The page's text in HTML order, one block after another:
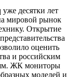
десятки лет
мировой рынок
Открытие
оценить
и российским
ЖК мониторы
моделей и